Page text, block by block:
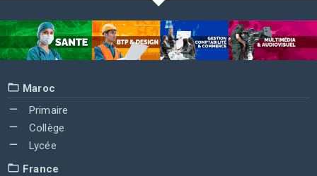
Maroc
Primaire
Collège
Lycée
France